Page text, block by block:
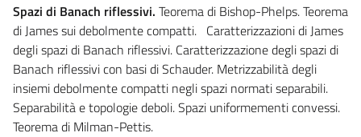
Spazi di Banach riflessivi. Teorema di Bishop-Phelps. Teorema
di James sui debolmente compatti. Caratterizzazioni di James
degli spazi di Banach riflessivi. Caratterizzazione degli spazi di
Banach riflessivi con basi di Schauder. Metrizzabilità degli
insiemi debolmente compatti negli spazi normati separabili.
Separabilità e topologie deboli. Spazi uniformementi convessi.
Teorema di Milman-Pettis.